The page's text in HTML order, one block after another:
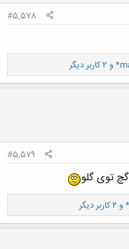
#5,578
و 2 کاربر دیگر
#5,579
توی گلو
و 2 کاربر دیگر